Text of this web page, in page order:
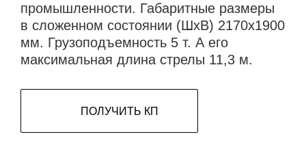
промышленности. Габаритные размеры
в сложенном состоянии (ШхВ) 2170х1900
мм. Грузоподъемность 5 т. А его
максимальная длина стрелы 11,3 м.
ПОЛУЧИТЬ КП